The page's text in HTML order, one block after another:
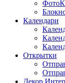
Календари
Открытки
Декор